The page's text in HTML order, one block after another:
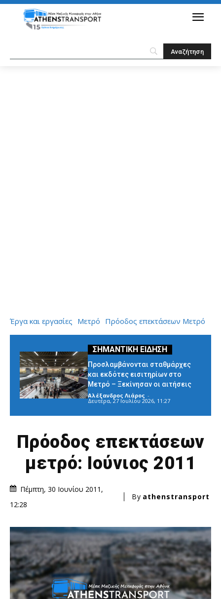
Έργα και εργασίες Μετρό Πρόοδος επεκτάσεων Μετρό
Προσλαμβάνονται σταθμάρχες
και εκδότες εισιτηρίων στο
Μετρό – Ξεκίνησαν οι αιτήσεις
Αλέξανδρος Λιάρος -
Δευτέρα, 27 Ιουλίου 2026, 11:27
Πρόοδος επεκτάσεων
μετρό: Ιούνιος 2011
Πέμπτη, 30 Ιουνίου 2011,
12:28
By athenstransport